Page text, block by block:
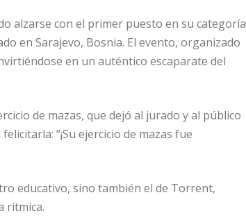
alzarse con el primer puesto en su categoría
en Sarajevo, Bosnia. El evento, organizado
en un auténtico escaparate del
de mazas, que dejó al jurado y al público
“¡Su ejercicio de mazas fue
educativo, sino también el de Torrent,
rítmica.